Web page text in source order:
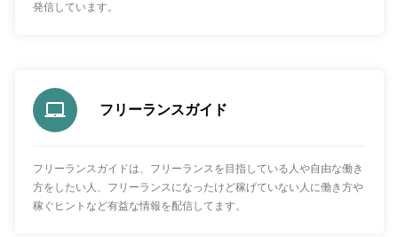
発信しています。
フリーランスガイド
フリーランスガイドは、フリーランスを目指している人や自由な働き
方をしたい人、フリーランスになったけど稼げていない人に働き方や
稼ぐヒントなど有益な情報を配信してます。